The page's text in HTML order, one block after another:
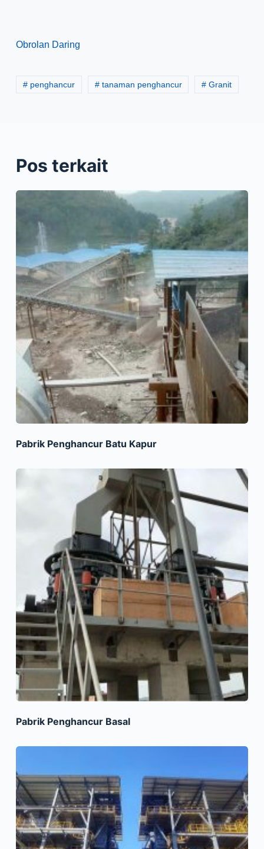
Obrolan Daring
# penghancur # tanaman penghancur # Granit
Pos terkait
Pabrik Penghancur Batu Kapur
Pabrik Penghancur Basal